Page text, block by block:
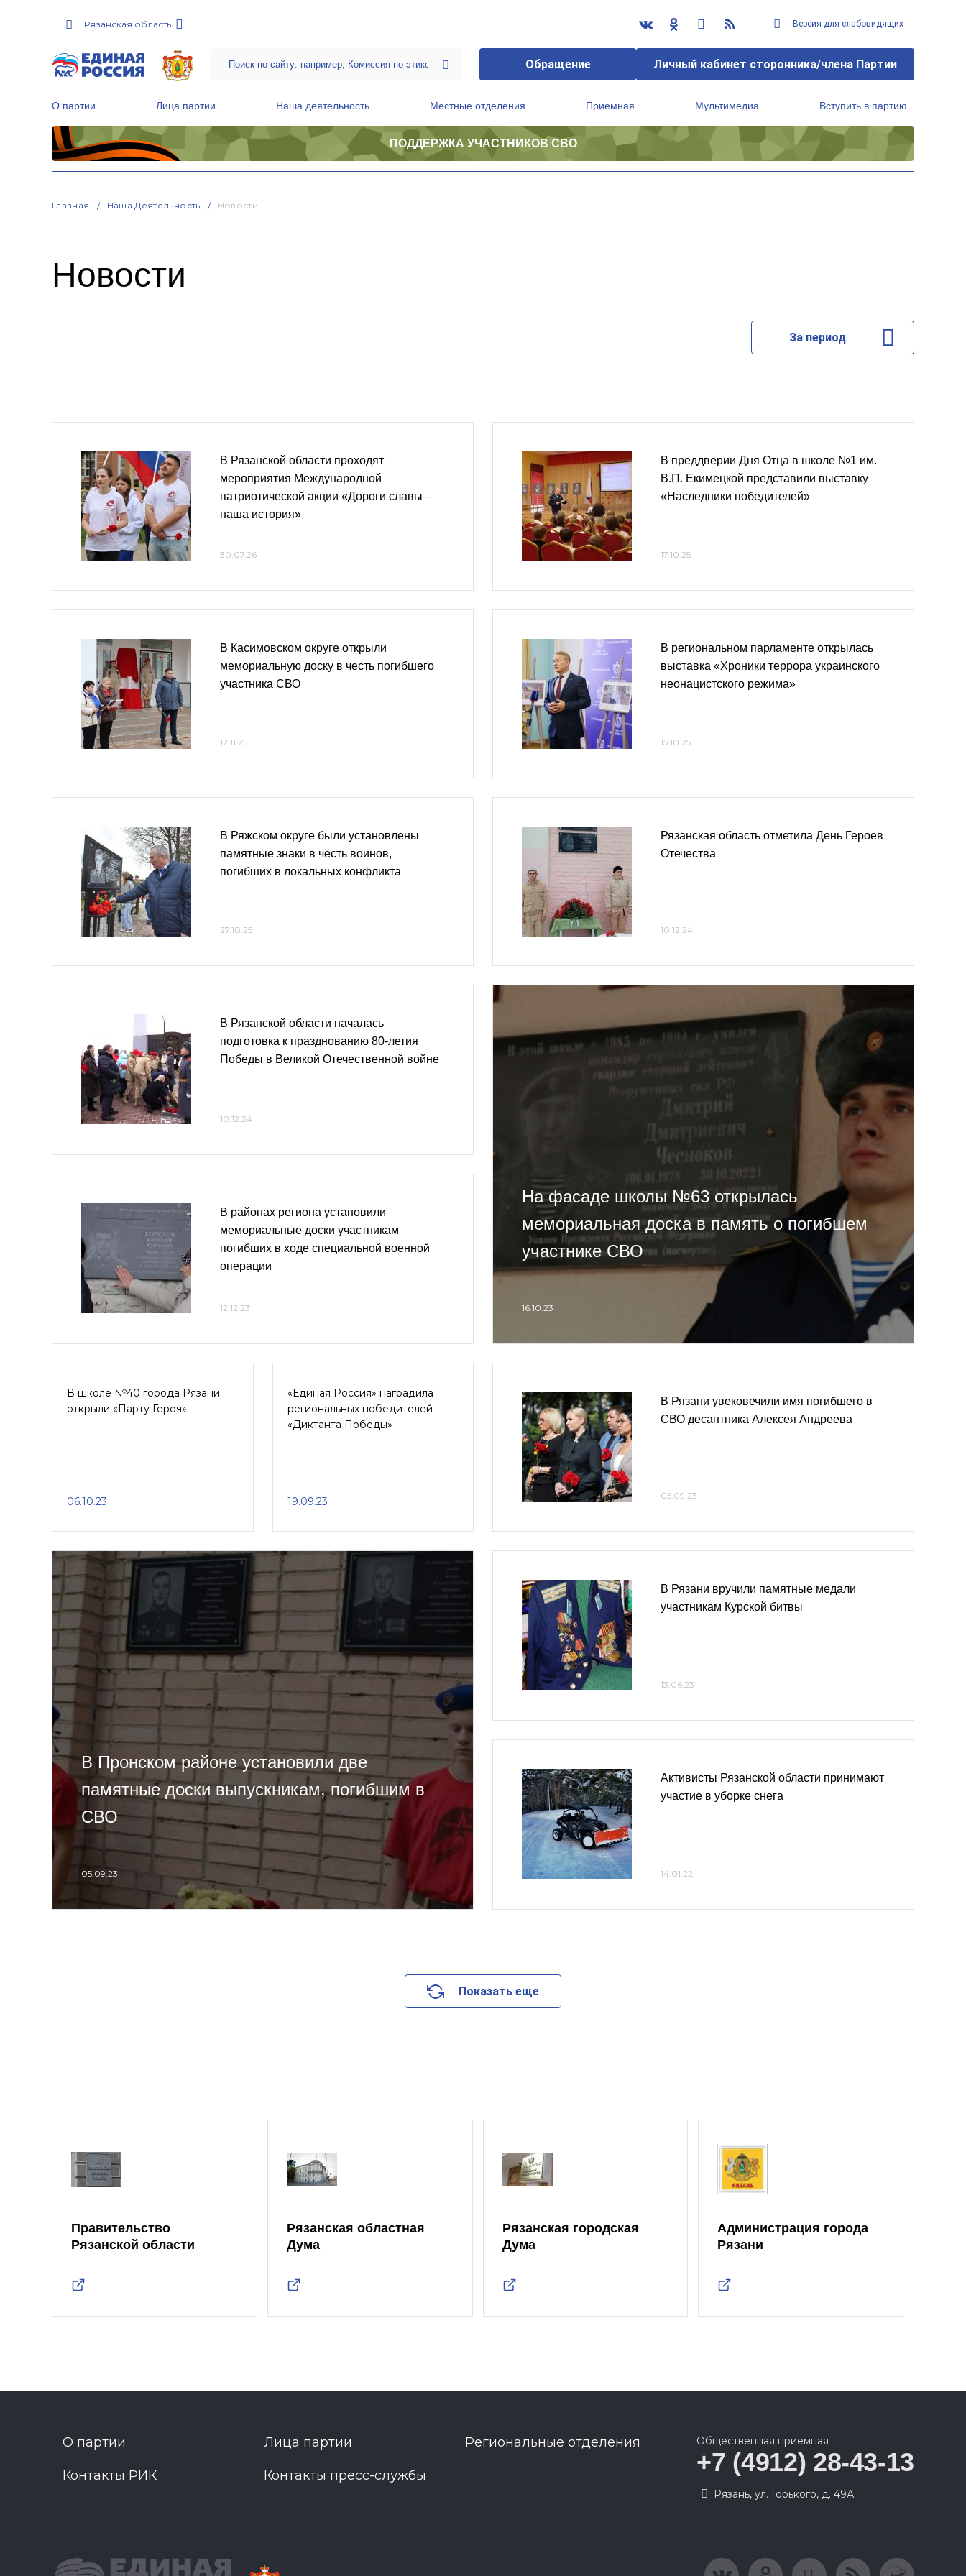
Рязанская область Версия для слабовидящих
Обращение Личный кабинет сторонника/члена Партии
О партии Лица партии Наша деятельность Местные отделения Приемная Мультимедиа Вступить в партию
ПОДДЕРЖКА УЧАСТНИКОВ СВО
Главная Наша Деятельность Новости
Новости
За период
В Рязанской области проходят
мероприятия Международной
патриотической акции «Дороги славы –
наша история»
30.07.26
В Касимовском округе открыли
мемориальную доску в честь погибшего
участника СВО
12.11.25
В Ряжском округе были установлены
памятные знаки в честь воинов,
погибших в локальных конфликта
27.10.25
В преддверии Дня Отца в школе №1 им.
В.П. Екимецкой представили выставку
«Наследники победителей»
17.10.25
В региональном парламенте открылась
выставка «Хроники террора украинского
неонацистского режима»
15.10.25
Рязанская область отметила День Героев
Отечества
10.12.24
В Рязанской области началась
подготовка к празднованию 80-летия
Победы в Великой Отечественной войне
10.12.24
В районах региона установили
мемориальные доски участникам
погибших в ходе специальной военной
операции
12.12.23
На фасаде школы №63 открылась
мемориальная доска в память о погибшем
участнике СВО
16.10.23
В школе №40 города Рязани
открыли «Парту Героя»
06.10.23
«Единая Россия» наградила
региональных победителей
«Диктанта Победы»
19.09.23
В Рязани увековечили имя погибшего в
СВО десантника Алексея Андреева
05.09.23
В Пронском районе установили две
памятные доски выпускникам, погибшим в
СВО
05.09.23
В Рязани вручили памятные медали
участникам Курской битвы
13.06.23
Активисты Рязанской области принимают
участие в уборке снега
14.01.22
Показать еще
Правительство
Рязанской области
Рязанская областная
Дума
Рязанская городская
Дума
Администрация города
Рязани
О партии Лица партии Региональные отделения
Контакты РИК Контакты пресс-службы
Общественная приемная
+7 (4912) 28-43-13
Рязань, ул. Горького, д. 49А